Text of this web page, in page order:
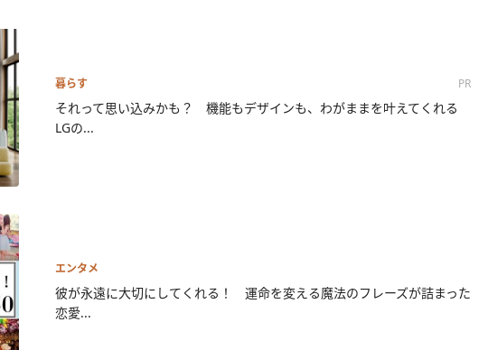
暮らす PR
それって思い込みかも？ 機能もデザインも、わがままを叶えてくれる
LGの...
エンタメ
彼が永遠に大切にしてくれる！ 運命を変える魔法のフレーズが詰まった
恋愛...